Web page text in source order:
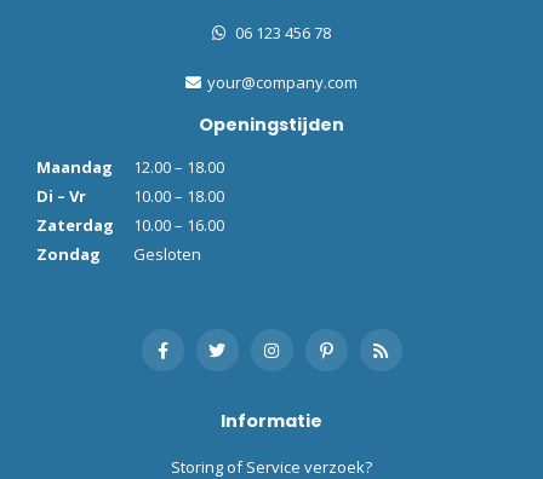
06 123 456 78
your@company.com
Openingstijden
Maandag
12.00 – 18.00
Di – Vr
10.00 – 18.00
Zaterdag
10.00 – 16.00
Zondag
Gesloten
Informatie
Storing of Service verzoek?